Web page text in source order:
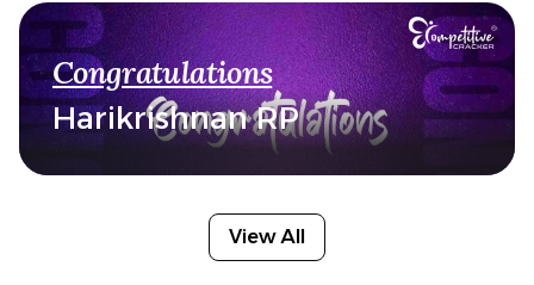
Congratulations
Harikrishnan RP
View All